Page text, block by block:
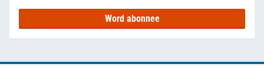
Word abonnee